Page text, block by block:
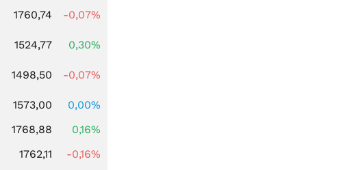
1760,74 -0,07%
1524,77
0,30%
1498,50 -0,07%
1573,00
0,00%
1768,88
0,16%
1762,11 -0,16%